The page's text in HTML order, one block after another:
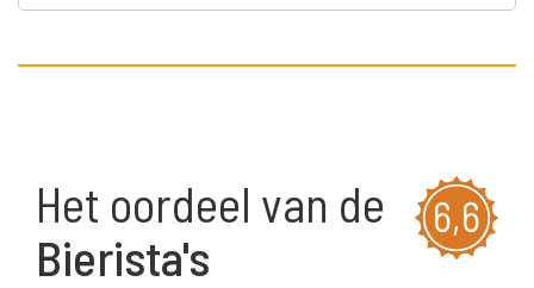
6,6
Het oordeel van de
Bierista's